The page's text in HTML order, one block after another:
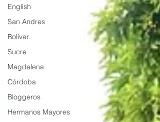
English
San Andres
Bolívar
Sucre
Magdalena
Córdoba
Bloggeros
Hermanos Mayores